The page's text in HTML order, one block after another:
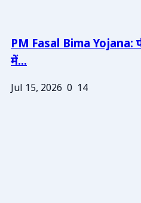
PM Fasal Bima Yojana:
में...
Jul 15, 2026 0 14